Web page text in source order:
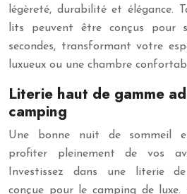
légèreté, durabilité et élégance.
lits peuvent être conçus pour
secondes, transformant votre
luxueux ou une chambre
Literie haut de gamme
camping
Une bonne nuit de sommeil
profiter pleinement de vos
Investissez dans une literie
conçue pour le camping de luxe.